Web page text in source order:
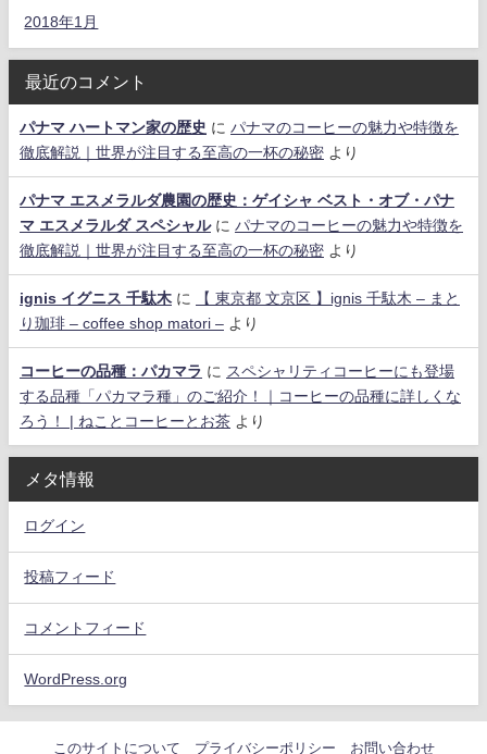
2018年1月
最近のコメント
パナマ ハートマン家の歴史 に パナマのコーヒーの魅力や特徴を
徹底解説｜世界が注目する至高の一杯の秘密 より
パナマ エスメラルダ農園の歴史：ゲイシャ ベスト・オブ・パナ
マ エスメラルダ スペシャルに パナマのコーヒーの魅力や特徴を
徹底解説｜世界が注目する至高の一杯の秘密 より
ignis イグニス 千駄木 に
【 東京都 文京区 】ignis 千駄木 – まと
り珈琲 – coffee shop matori – より
コーヒーの品種：パカマラ に スペシャリティコーヒーにも登場
する品種「パカマラ種」のご紹介！｜コーヒーの品種に詳しくな
ろう！ | ねことコーヒーとお茶 より
メタ情報
ログイン
投稿フィード
コメントフィード
WordPress.org
このサイトについて プライバシーポリシー お問い合わせ